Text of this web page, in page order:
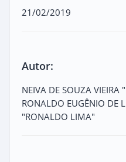
21/02/2019
Autor:
NEIVA DE SOUZA VIEIRA
RONALDO EUGÊNIO DE
"RONALDO LIMA"